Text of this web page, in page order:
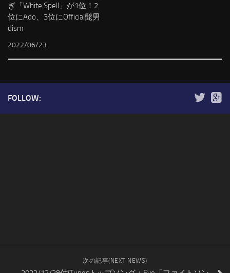
ぎ「White Spell」が1位！2
位にAdo、3位にOfficial髭男
dism
2022/06/23
FOLLOW:
次の記事(NEXT NEWS)